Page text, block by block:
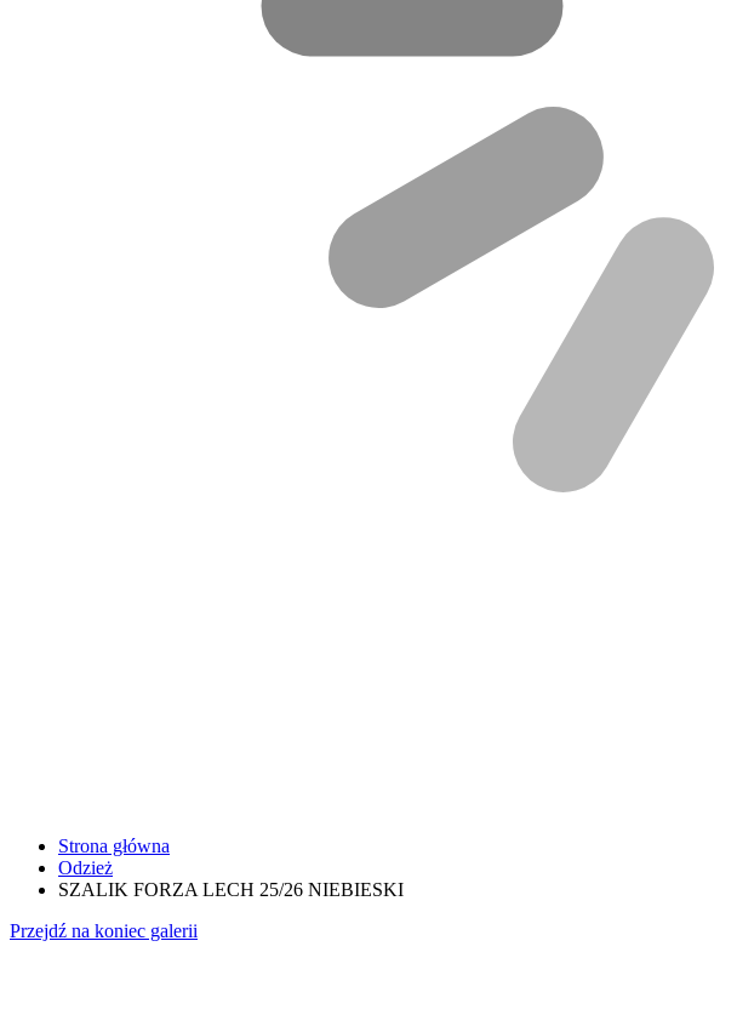
Strona główna
Odzież
SZALIK FORZA LECH 25/26 NIEBIESKI
Przejdź na koniec galerii